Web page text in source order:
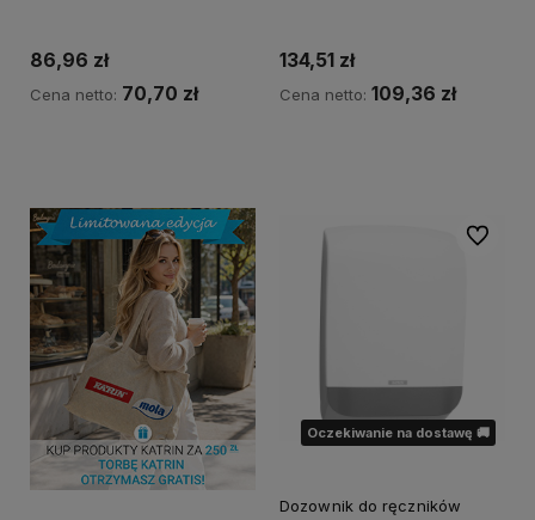
86,96 zł
Cena netto: 70,70 zł
134,51 zł
Cena netto: 109,36 zł
Oczekiwanie na dostawę 🚚
Dozownik do ręczników
Do